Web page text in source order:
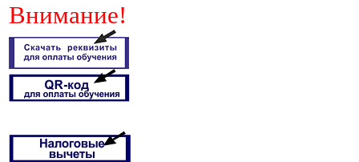
Внимание!